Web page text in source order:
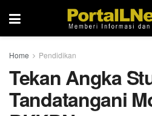
Home Pendidikan
Tekan Angka
Tandatangani